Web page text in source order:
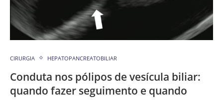
CIRURGIA HEPATOPANCREATOBILIAR
Conduta nos pólipos de vesícula biliar:
quando fazer seguimento e quando